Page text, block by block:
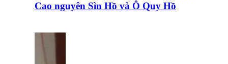
Cao nguyên Sìn Hồ và Ô Quy Hồ